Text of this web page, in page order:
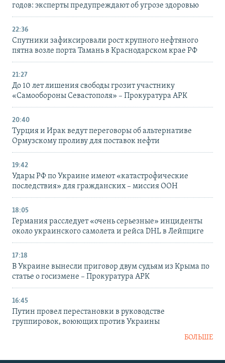
годов: эксперты предупреждают об угрозе здоровью
22:36
Спутники зафиксировали рост крупного нефтяного
пятна возле порта Тамань в Краснодарском крае РФ
21:27
До 10 лет лишения свободы грозит участнику
«Самообороны Севастополя» – Прокуратура АРК
20:40
Турция и Ирак ведут переговоры об альтернативе
Ормузскому проливу для поставок нефти
19:42
Удары РФ по Украине имеют «катастрофические
последствия» для гражданских – миссия ООН
18:05
Германия расследует «очень серьезные» инциденты
около украинского самолета и рейса DHL в Лейпциге
17:18
В Украине вынесли приговор двум судьям из Крыма по
статье о госизмене – Прокуратура АРК
16:45
Путин провел перестановки в руководстве
группировок, воюющих против Украины
БОЛЬШЕ